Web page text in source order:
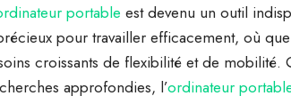
portable est devenu un outil
pour travailler efficacement, où
croissants de flexibilité et de mobilité.
approfondies, l’ordinateur